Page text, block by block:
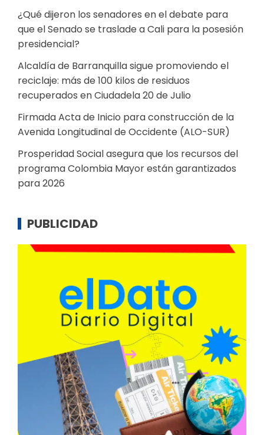
¿Qué dijeron los senadores en el debate para
que el Senado se traslade a Cali para la posesión
presidencial?
Alcaldía de Barranquilla sigue promoviendo el
reciclaje: más de 100 kilos de residuos
recuperados en Ciudadela 20 de Julio
Firmada Acta de Inicio para construcción de la
Avenida Longitudinal de Occidente (ALO-SUR)
Prosperidad Social asegura que los recursos del
programa Colombia Mayor están garantizados
para 2026
PUBLICIDAD